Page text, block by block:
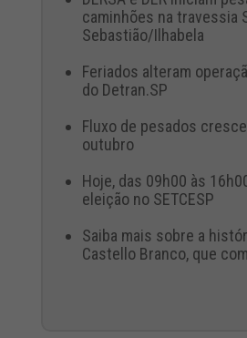
caminhões na travessia
Sebastião/Ilhabela
Feriados alteram
do Detran.SP
Fluxo de pesados
outubro
Hoje, das 09h00 às
eleição no SETCESP
Saiba mais sobre a
Castello Branco, que